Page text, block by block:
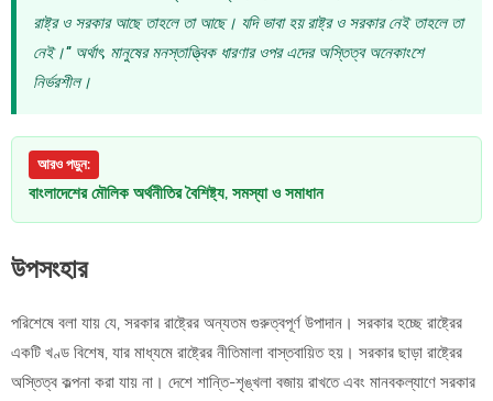
রাষ্ট্র ও সরকার আছে তাহলে তা আছে। যদি ভাবা হয় রাষ্ট্র ও সরকার নেই তাহলে তা
নেই।" অর্থাৎ, মানুষের মনস্তাত্ত্বিক ধারণার ওপর এদের অস্তিত্ব অনেকাংশে
নির্ভরশীল।
আরও পড়ুন:
বাংলাদেশের মৌলিক অর্থনীতির বৈশিষ্ট্য, সমস্যা ও সমাধান
উপসংহার
পরিশেষে বলা যায় যে, সরকার রাষ্ট্রের অন্যতম গুরুত্বপূর্ণ উপাদান। সরকার হচ্ছে রাষ্ট্রের
একটি খণ্ড বিশেষ, যার মাধ্যমে রাষ্ট্রের নীতিমালা বাস্তবায়িত হয়। সরকার ছাড়া রাষ্ট্রের
অস্তিত্ব কল্পনা করা যায় না। দেশে শান্তি-শৃঙ্খলা বজায় রাখতে এবং মানবকল্যাণে সরকার